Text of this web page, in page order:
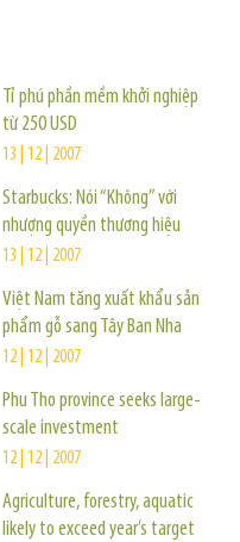
Tỉ phú phần mềm khởi nghiệp
từ 250 USD
13 | 12 | 2007
Starbucks: Nói “Không” với
nhượng quyền thương hiệu
13 | 12 | 2007
Việt Nam tăng xuất khẩu sản
phẩm gỗ sang Tây Ban Nha
12 | 12 | 2007
Phu Tho province seeks large-
scale investment
12 | 12 | 2007
Agriculture, forestry, aquatic
likely to exceed year’s target